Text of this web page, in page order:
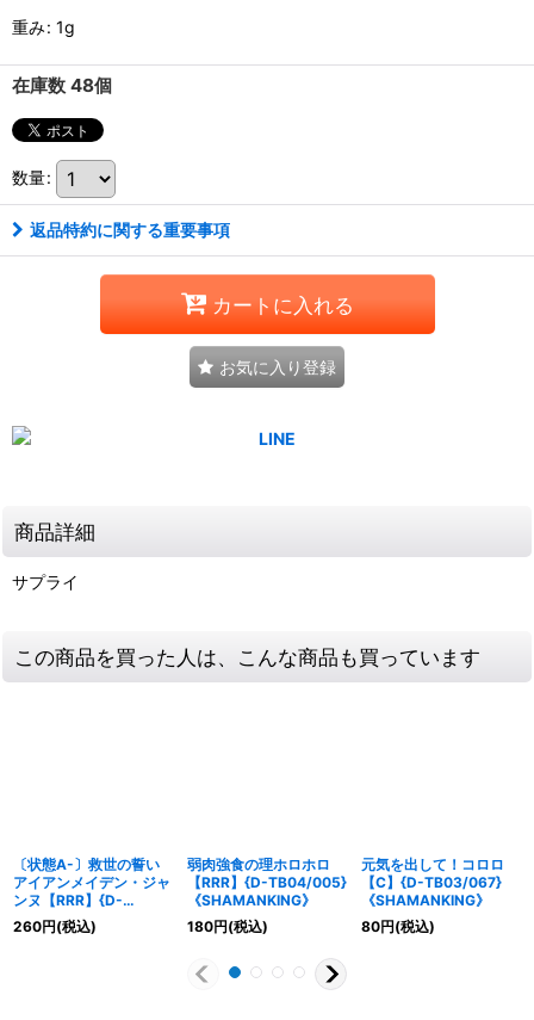
重み: 1g
在庫数 48個
数量:
返品特約に関する重要事項
カートに入れる
お気に入り登録
商品詳細
サプライ
この商品を買った人は、こんな商品も買っています
〔状態A-〕救世の誓い
アイアンメイデン・ジャ
ンヌ【RRR】{D-
TB04/009}
《SHAMANKING》
260円(税込)
弱肉強食の理ホロホロ
【RRR】{D-TB04/005}
《SHAMANKING》
180円(税込)
元気を出して！コロロ
【C】{D-TB03/067}
《SHAMANKING》
80円(税込)